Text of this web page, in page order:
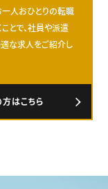
一人おひとりの転職
とで、社員や派遣
な求人をご紹介し
はこちら